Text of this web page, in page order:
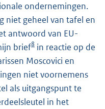
ondernemingen.
niet geheel van tafel en
antwoord van EU-
brief8 in reactie op de
Moscovici en
niet voornemens
als uitgangspunt te
in het